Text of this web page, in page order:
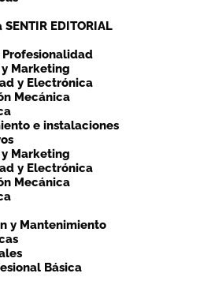
EDITORIAL
Marketing
y Electrónica
Mecánica
e instalaciones
Marketing
y Electrónica
Mecánica
y Mantenimiento
Básica